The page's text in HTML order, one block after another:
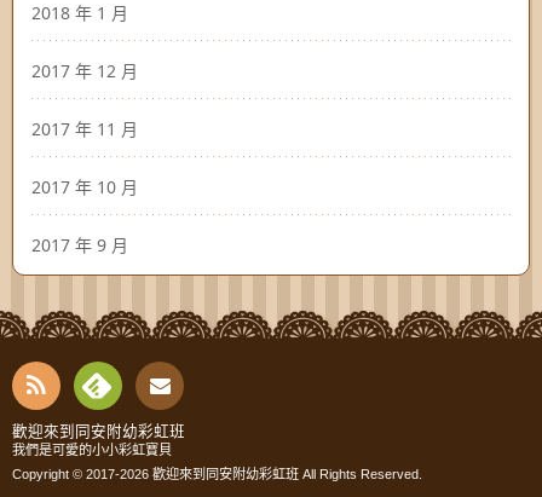
2018 年 1 月
2017 年 12 月
2017 年 11 月
2017 年 10 月
2017 年 9 月
RSS
Fee
dly
Cont
act
歡迎來到同安附幼彩虹班
我們是可愛的小小彩虹寶貝
Copyright © 2017-2026 歡迎來到同安附幼彩虹班 All Rights Reserved.